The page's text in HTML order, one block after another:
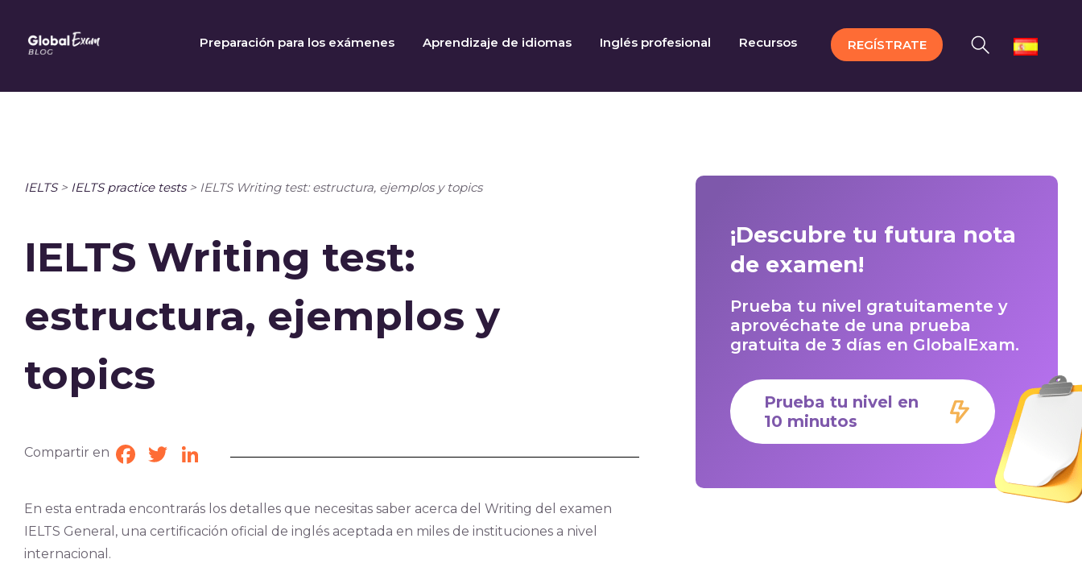
content
Preparación para los exámenes Aprendizaje de idiomas Inglés profesional Recursos REGÍSTRATE
IELTS> IELTS practice tests> IELTS Writing test: estructura, ejemplos y topics
IELTS Writing test:
estructura, ejemplos y
topics
Compartir en Facebook
TwitterLinkedIn
En esta entrada encontrarás los detalles que necesitas saber acerca del Writing del examen
IELTS General, una certificación oficial de inglés aceptada en miles de instituciones a nivel
internacional.
¡Descubre tu futura nota
de examen!
Prueba tu nivel gratuitamente y
aprovéchate de una prueba
gratuita de 3 días en GlobalExam.
Prueba tu nivel en
10 minutos